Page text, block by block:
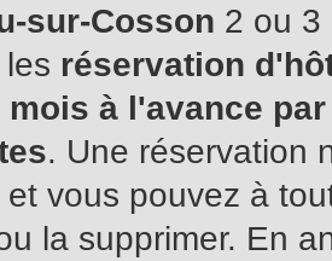
sur-Cosson 2 ou 3
réservation
mois à l'avance
. Une réservation
vous pouvez à
la supprimer. En